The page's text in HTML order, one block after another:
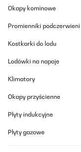
Okapy kominowe
Promienniki podczerwieni
Kostkarki do lodu
Lodówki na napoje
Klimatory
Okapy przyścienne
Płyty indukcyjne
Płyty gazowe